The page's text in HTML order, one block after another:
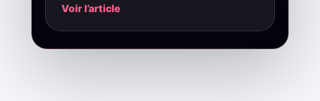
Voir l’article